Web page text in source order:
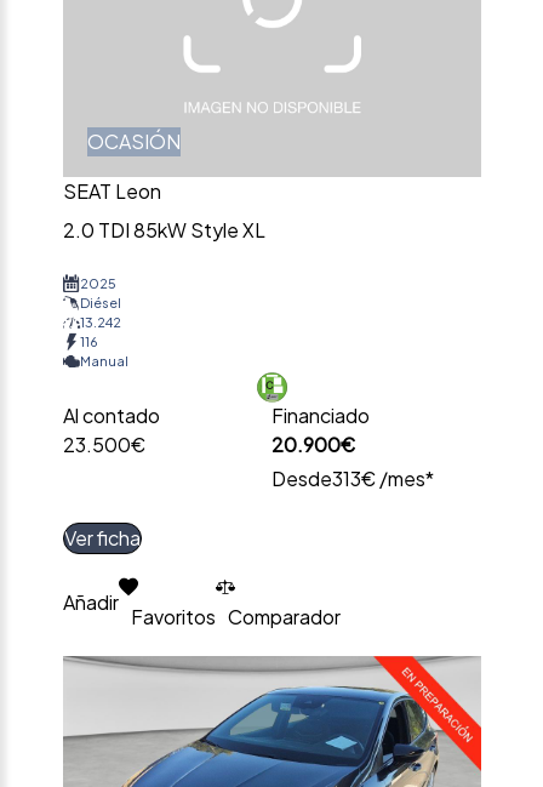
OCASIÓN
SEAT Leon
2.0 TDI 85kW Style XL
2025
Diésel
13.242
116
Manual
Al contado
23.500€
Financiado
20.900€
Desde313€ /mes*
Ver ficha
Añadir
Favoritos Comparador